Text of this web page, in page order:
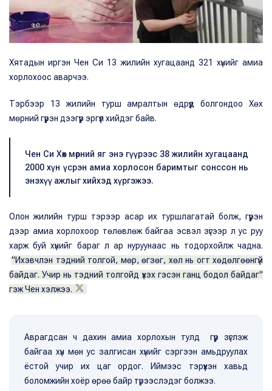
Хятадын иргэн Чен Си 13 жилийн хугацаанд 321 хүнийг амиа
хорлохоос аварчээ.
Тэрбээр 13 жилийн турш амралтын өдрүүд болгондоо Хөх
мөрний гүүрэн дээгүүр эргүүл хийдэг байв.
Чен Си Хөх мөрний яг энэ гүүрээс 38 жилийн хугацаанд
2000 хүн үсрэн амиа хорлосон баримтыг сонссон нь
энэхүү ажлыг хийхэд хүргэжээ.
Олон жилийн турш тэрээр асар их туршлагатай болж, гүүрэн
дээр амиа хорлохоор төлөвлөж байгаа эсвэл зүгээр л ус руу
харж буй хүнийг бараг л ар нуруунаас нь тодорхойлж чадна.
"Ихэвчлэн тэдний толгой, мөр, өгзөг, хөл нь огт хөдөлгөөнгүй
байдаг. Учир нь тэдний толгойд үхэх гэсэн ганц бодол байдаг"
гэж Чен хэлжээ.
Аврагдсан ч дахин амиа хорлохын тулд гүүр зүглэж
байгаа хүн мөн ус залгисан хүнийг сэргээн амьдруулах
ёстой учир их цаг ордог. Иймээс тэрүүхэн хавьд
боломжийн хоёр өрөө байр түрээслэдэг болжээ.